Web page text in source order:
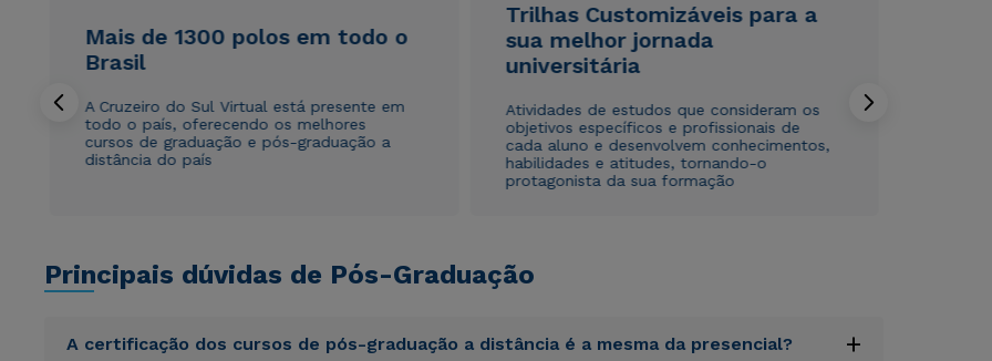
Mais de 1300 polos em todo o
Brasil
A Cruzeiro do Sul Virtual está presente em
todo o país, oferecendo os melhores
cursos de graduação e pós-graduação a
distância do país
Trilhas Customizáveis para a
sua melhor jornada
universitária
Atividades de estudos que consideram os
objetivos específicos e profissionais de
cada aluno e desenvolvem conhecimentos,
habilidades e atitudes, tornando-o
protagonista da sua formação
Principais dúvidas de Pós-Graduação
A certificação dos cursos de pós-graduação a distância é a mesma da presencial? +
Rápido e fácil
WhatsApp
ou
Rápido e fácil
WhatsApp
ou